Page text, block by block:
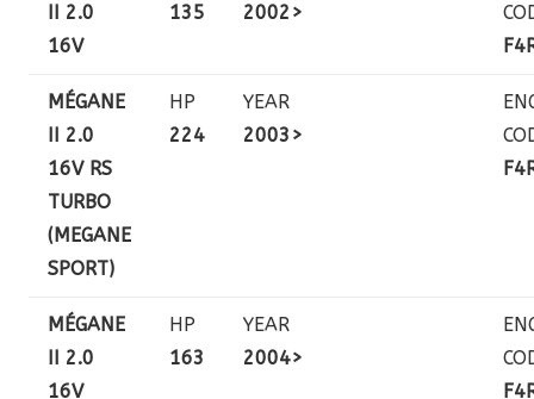
II 2.0
16V
135
2002>
MÉGANE
II 2.0
16V RS
TURBO
(MEGANE
SPORT)
HP
224
YEAR
2003>
MÉGANE
II 2.0
16V
HP
163
YEAR
2004>